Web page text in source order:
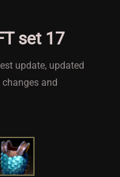
set 17
update, updated
and